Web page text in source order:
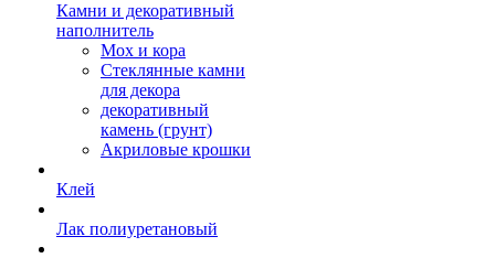
Камни и декоративный
наполнитель
Мох и кора
Стеклянные камни
для декора
декоративный
камень (грунт)
Акриловые крошки
Клей
Лак полиуретановый